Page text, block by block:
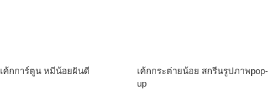
เค้กการ์ตูน หมีน้อยฝันดี
เค้กกระต่ายน้อย สกรีนรูปภาพpop-
up